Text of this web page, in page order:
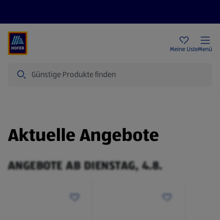
Meine ListeMenü
Aktuelle Angebote
ANGEBOTE AB DIENSTAG, 4.8.